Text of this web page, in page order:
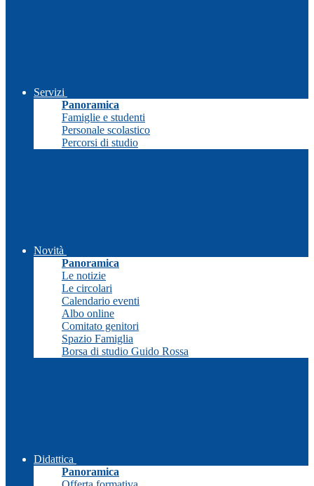
Servizi
Panoramica
Famiglie e studenti
Personale scolastico
Percorsi di studio
Novità
Panoramica
Le notizie
Le circolari
Calendario eventi
Albo online
Comitato genitori
Spazio Famiglia
Borsa di studio Guido Rossa
Didattica
Panoramica